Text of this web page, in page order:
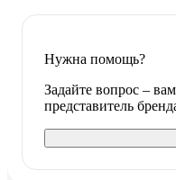
Нужна помощь?
Задайте вопрос –
представитель